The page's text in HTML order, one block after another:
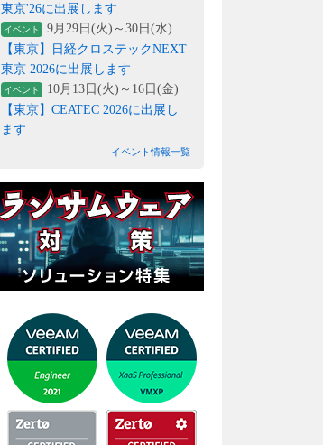
東京'26に出展します
イベント
9月29日(火)～30日(水)
【東京】日経クロステックNEXT
東京 2026に出展します
イベント
10月13日(火)～16日(金)
【東京】CEATEC 2026に出展し
ます
イベント情報一覧